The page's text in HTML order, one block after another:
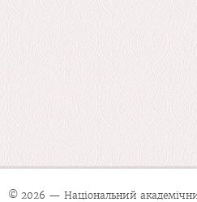
© 2026 — Національний